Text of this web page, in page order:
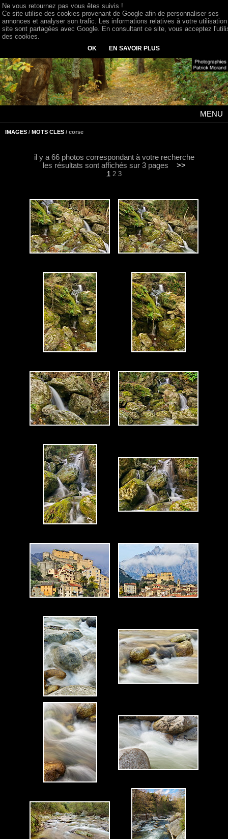
MENU
IMAGES / MOTS CLES / corse
il y a 66 photos correspondant à votre recherche
les résultats sont affichés sur 3 pages >>
1 2 3
Ne vous retournez pas vous êtes suivis !
Ce site utilise des cookies provenant de Google afin de personnaliser ses
annonces et analyser son trafic. Les informations relatives à votre
site sont partagées avec Google. En consultant ce site, vous acceptez
des cookies.
OK EN SAVOIR PLUS